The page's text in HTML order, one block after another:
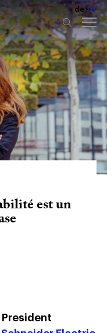
de fr
est un
President